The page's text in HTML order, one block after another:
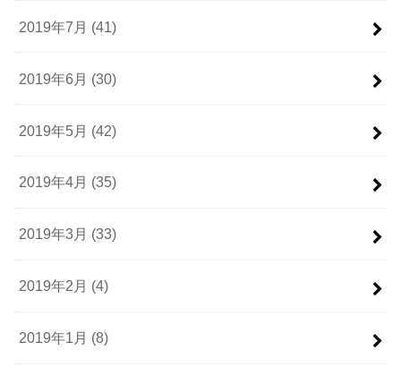
2019年7月 (41)
2019年6月 (30)
2019年5月 (42)
2019年4月 (35)
2019年3月 (33)
2019年2月 (4)
2019年1月 (8)